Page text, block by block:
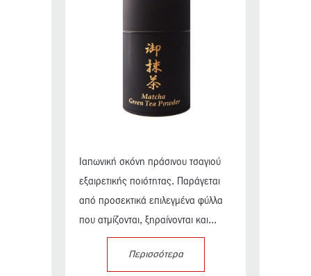
Ιαπωνική σκόνη πράσινου τσαγιού
εξαιρετικής ποιότητας. Παράγεται
από προσεκτικά επιλεγμένα φύλλα
που ατμίζονται, ξηραίνονται και...
Περισσότερα